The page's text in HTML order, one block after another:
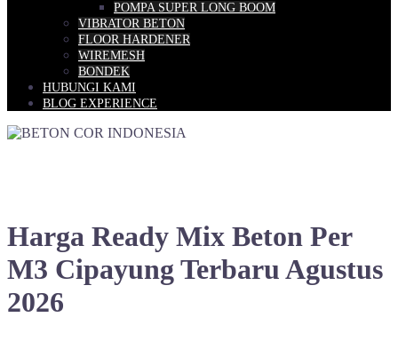
POMPA SUPER LONG BOOM
VIBRATOR BETON
FLOOR HARDENER
WIREMESH
BONDEK
HUBUNGI KAMI
BLOG EXPERIENCE
Harga Ready Mix Beton Per
M3 Cipayung Terbaru Agustus
2026